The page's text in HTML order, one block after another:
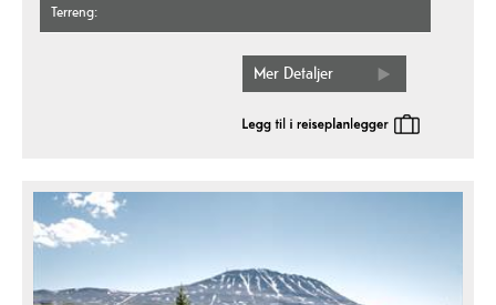
Terreng
Mer Detaljer